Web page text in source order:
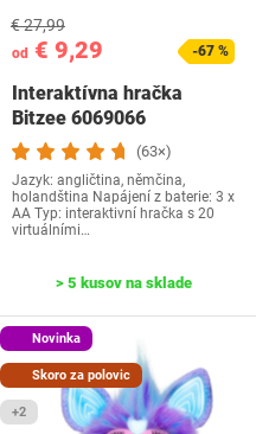
od € 9,29
€ 27,99
-67 %
Interaktívna hračka
Bitzee 6069066
(63×)
Jazyk: ‎angličtina, němčina,
holandština ‎Napájení z baterie: 3 x
AA Typ: interaktivní hračka s 20
virtuálními…
> 5 kusov na sklade
Novinka
Skoro za polovic
+2